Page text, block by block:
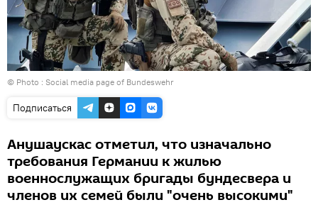
© Photo : Social media page of Bundeswehr
Подписаться
Анушаускас отметил, что изначально
требования Германии к жилью
военнослужащих бригады бундесвера и
членов их семей были "очень высокими"